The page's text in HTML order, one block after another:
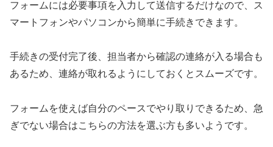
フォームには必要事項を入力して送信するだけなので、ス
マートフォンやパソコンから簡単に手続きできます。
手続きの受付完了後、担当者から確認の連絡が入る場合も
あるため、連絡が取れるようにしておくとスムーズです。
フォームを使えば自分のペースでやり取りできるため、急
ぎでない場合はこちらの方法を選ぶ方も多いようです。